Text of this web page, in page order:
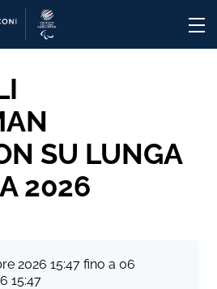
SU LUNGA
2026
2026 15:47 fino a 06
15:47